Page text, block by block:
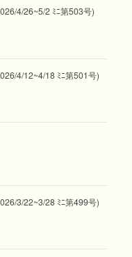
4/26~5/2 ﾐﾆ第503号)
4/12~4/18 ﾐﾆ第501号)
3/22~3/28 ﾐﾆ第499号)